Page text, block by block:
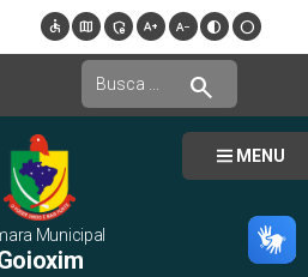
MENU
accessible map admin_panel_settings text_increase text_decrease contrast circle
search
Municipal